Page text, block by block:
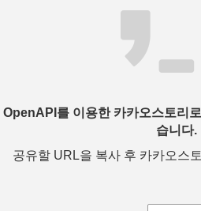
OpenAPI를 이용한 카카오스토리
습니다.
공유할 URL을 복사 후 카카오스